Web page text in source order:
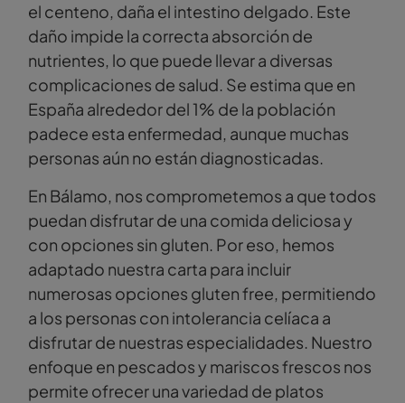
el centeno, daña el intestino delgado. Este
daño impide la correcta absorción de
nutrientes, lo que puede llevar a diversas
complicaciones de salud. Se estima que en
España alrededor del 1% de la población
padece esta enfermedad, aunque muchas
personas aún no están diagnosticadas.
En Bálamo, nos comprometemos a que todos
puedan disfrutar de una comida deliciosa y
con opciones sin gluten. Por eso, hemos
adaptado nuestra carta para incluir
numerosas opciones gluten free, permitiendo
a los personas con intolerancia celíaca a
disfrutar de nuestras especialidades. Nuestro
enfoque en pescados y mariscos frescos nos
permite ofrecer una variedad de platos